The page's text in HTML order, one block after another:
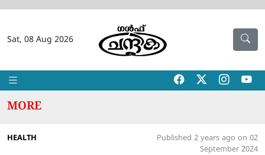
Sat, 08 Aug 2026
MORE
HEALTH
Published 2 years ago on 02
September 2024